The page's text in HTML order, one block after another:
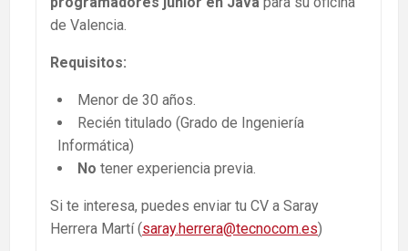
de Valencia.
Requisitos:
Menor de 30 años.
Recién titulado (Grado de Ingeniería
Informática)
No tener experiencia previa.
Si te interesa, puedes enviar tu CV a Saray
Herrera Martí (saray.herrera@tecnocom.es)